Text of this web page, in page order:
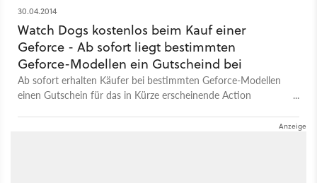
30.04.2014
Watch Dogs kostenlos beim Kauf einer
Geforce - Ab sofort liegt bestimmten
Geforce-Modellen ein Gutscheind bei
Ab sofort erhalten Käufer bei bestimmten Geforce-Modellen
einen Gutschein für das in Kürze erscheinende Action